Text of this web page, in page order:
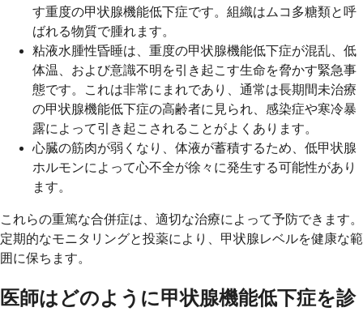
す重度の甲状腺機能低下症です。組織はムコ多糖類と呼
ばれる物質で腫れます。
粘液水腫性昏睡は、重度の甲状腺機能低下症が混乱、低
体温、および意識不明を引き起こす生命を脅かす緊急事
態です。これは非常にまれであり、通常は長期間未治療
の甲状腺機能低下症の高齢者に見られ、感染症や寒冷暴
露によって引き起こされることがよくあります。
心臓の筋肉が弱くなり、体液が蓄積するため、低甲状腺
ホルモンによって心不全が徐々に発生する可能性があり
ます。
これらの重篤な合併症は、適切な治療によって予防できます。
定期的なモニタリングと投薬により、甲状腺レベルを健康な範
囲に保ちます。
医師はどのように甲状腺機能低下症を診